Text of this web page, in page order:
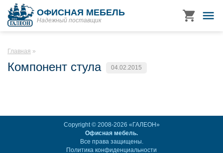
ОФИСНАЯ МЕБЕЛЬ
Надежный поставщик
Главная
Компонент стула 04.02.2015
Copyright © 2008-2026 «ГАЛЕОН»
Офисная мебель.
Все права защищены.
Политика конфиденциальности